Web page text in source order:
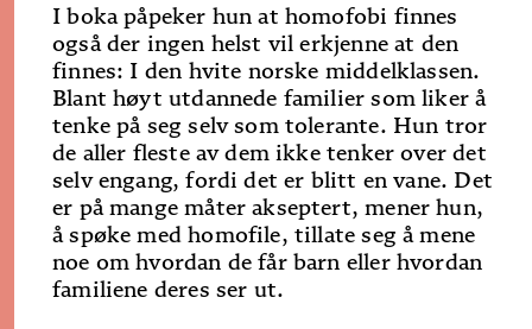
I boka påpeker hun at homofobi finnes
også der ingen helst vil erkjenne at den
finnes: I den hvite norske middelklassen.
Blant høyt utdannede familier som liker å
tenke på seg selv som tolerante. Hun tror
de aller fleste av dem ikke tenker over det
selv engang, fordi det er blitt en vane. Det
er på mange måter akseptert, mener hun,
å spøke med homofile, tillate seg å mene
noe om hvordan de får barn eller hvordan
familiene deres ser ut.